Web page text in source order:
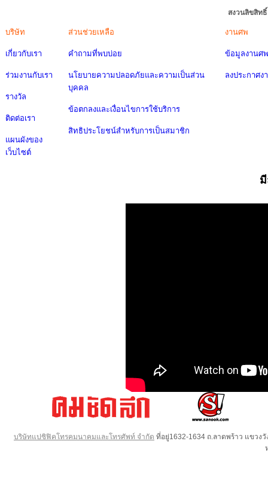
สงวนลิขสิท
บริษัท
เกี่ยวกับเรา
ร่วมงานกับเรา
รางวัล
ติดต่อเรา
แผนผังของ
เว็บไซต์
ส่วนช่วยเหลือ
คำถามที่พบบ่อย
นโยบายความปลอดภัยและความเป็นส่วน
บุคคล
ข้อตกลงและเงื่อนไขการใช้บริการ
สิทธิประโยชน์สำหรับการเป็นสมาชิก
งานศพ
ข้อมูลงานศพ
ลงประกาศง
บริษัทแปซิฟิคโทรคมนาคมและโทรศัพท์ จำกัด ที่อยู่1632-1634 ถ.ลาดพร้าว แขวง